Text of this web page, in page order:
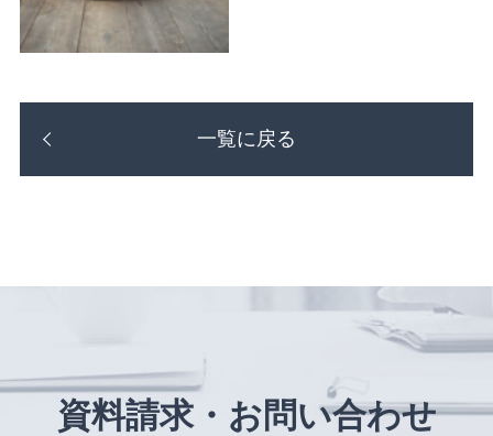
一覧に戻る
資料請求・お問い合わせ